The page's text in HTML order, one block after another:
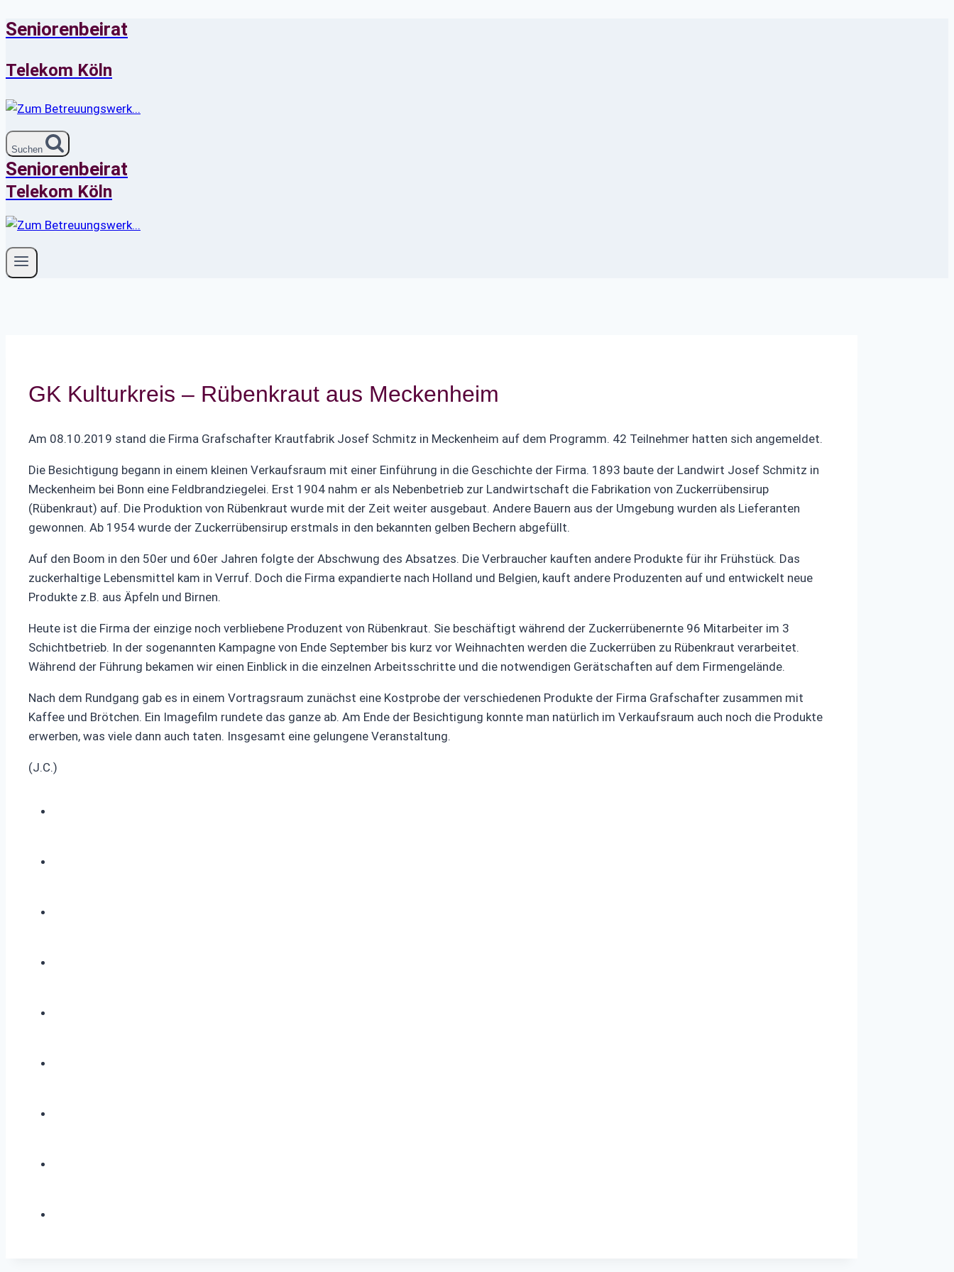
Zum
springen
Seniorenbeirat
Telekom Köln
Suchen
Seniorenbeirat
Telekom Köln
GK Kulturkreis – Rübenkraut aus Meckenheim
Am 08.10.2019 stand die Firma Grafschafter Krautfabrik Josef Schmitz in Meckenheim auf dem Programm. 42 Teilnehmer hatten sich angemeldet.
Die Besichtigung begann in einem kleinen Verkaufsraum mit einer Einführung in die Geschichte der Firma. 1893 baute der Landwirt Josef Schmitz in
Meckenheim bei Bonn eine Feldbrandziegelei. Erst 1904 nahm er als Nebenbetrieb zur Landwirtschaft die Fabrikation von Zuckerrübensirup
(Rübenkraut) auf. Die Produktion von Rübenkraut wurde mit der Zeit weiter ausgebaut. Andere Bauern aus der Umgebung wurden als Lieferanten
gewonnen. Ab 1954 wurde der Zuckerrübensirup erstmals in den bekannten gelben Bechern abgefüllt.
Auf den Boom in den 50er und 60er Jahren folgte der Abschwung des Absatzes. Die Verbraucher kauften andere Produkte für ihr Frühstück. Das
zuckerhaltige Lebensmittel kam in Verruf. Doch die Firma expandierte nach Holland und Belgien, kauft andere Produzenten auf und entwickelt neue
Produkte z.B. aus Äpfeln und Birnen.
Heute ist die Firma der einzige noch verbliebene Produzent von Rübenkraut. Sie beschäftigt während der Zuckerrübenernte 96 Mitarbeiter im 3
Schichtbetrieb. In der sogenannten Kampagne von Ende September bis kurz vor Weihnachten werden die Zuckerrüben zu Rübenkraut verarbeitet.
Während der Führung bekamen wir einen Einblick in die einzelnen Arbeitsschritte und die notwendigen Gerätschaften auf dem Firmengelände.
Nach dem Rundgang gab es in einem Vortragsraum zunächst eine Kostprobe der verschiedenen Produkte der Firma Grafschafter zusammen mit
Kaffee und Brötchen. Ein Imagefilm rundete das ganze ab. Am Ende der Besichtigung konnte man natürlich im Verkaufsraum auch noch die Produkte
erwerben, was viele dann auch taten. Insgesamt eine gelungene Veranstaltung.
(J.C.)